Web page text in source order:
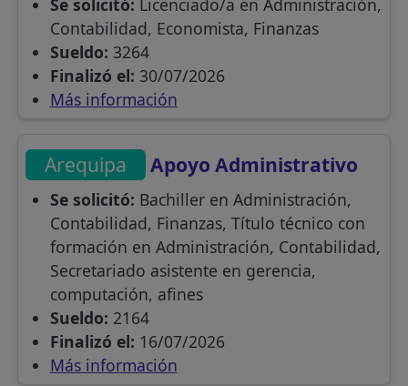
Se solicitó: Licenciado/a en Administración,
Contabilidad, Economista, Finanzas
Sueldo: 3264
Finalizó el: 30/07/2026
Más información
Arequipa Apoyo Administrativo
Se solicitó: Bachiller en Administración,
Contabilidad, Finanzas, Título técnico con
formación en Administración, Contabilidad,
Secretariado asistente en gerencia,
computación, afines
Sueldo: 2164
Finalizó el: 16/07/2026
Más información